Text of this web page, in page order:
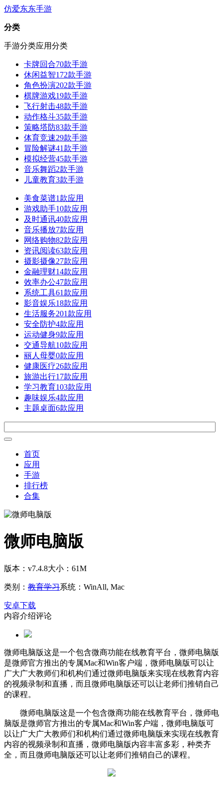
仿爱东东手游
分类
手游分类应用分类
卡牌回合70款手游
休闲益智172款手游
角色扮演202款手游
棋牌游戏19款手游
飞行射击48款手游
动作格斗35款手游
策略塔防83款手游
体育竞速29款手游
冒险解谜41款手游
模拟经营45款手游
音乐舞蹈2款手游
儿童教育3款手游
美食菜谱1款应用
游戏助手10款应用
及时通讯40款应用
音乐播放7款应用
网络购物82款应用
资讯阅读63款应用
摄影摄像27款应用
金融理财14款应用
效率办公47款应用
系统工具61款应用
影音娱乐18款应用
生活服务201款应用
安全防护4款应用
运动健身9款应用
交通导航10款应用
丽人母婴0款应用
健康医疗26款应用
旅游出行17款应用
学习教育103款应用
趣味娱乐4款应用
主题桌面6款应用
首页
应用
手游
排行榜
合集
微师电脑版
版本：v7.4.8大小：61M
类别： 教育学习系统：WinAll, Mac
安卓下载
内容介绍评论
微师电脑版这是一个包含微商功能在线教育平台，微师电脑版
是微师官方推出的专属Mac和Win客户端，微师电脑版可以让
广大广大教师们和机构们通过微师电脑版来实现在线教育内容
的视频录制和直播，而且微师电脑版还可以让老师们推销自己
的课程。
微师电脑版这是一个包含微商功能在线教育平台，微师电
脑版是微师官方推出的专属Mac和Win客户端，微师电脑版可
以让广大广大教师们和机构们通过微师电脑版来实现在线教育
内容的视频录制和直播，微师电脑版内容丰富多彩，种类齐
全，而且微师电脑版还可以让老师们推销自己的课程。